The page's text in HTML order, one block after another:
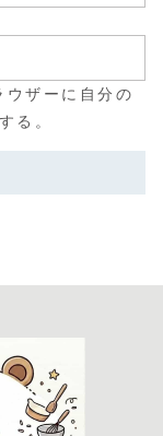
ウザーに自分の
る。